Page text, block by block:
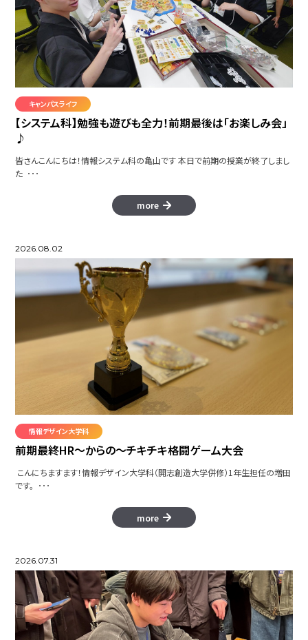
キャンパスライフ
【システム科】勉強も遊びも全力！前期最後は「お楽しみ会」
♪
皆さんこんにちは！情報システム科の亀山です 本日で前期の授業が終了しまし
た ･･･
more
2026.08.02
情報デザイン大学科
前期最終HR～からの～チキチキ格闘ゲーム大会
こんにちますます！情報デザイン大学科（開志創造大学併修）1年生担任の増田
です。 ･･･
more
2026.07.31